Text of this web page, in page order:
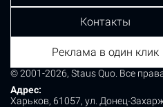
© 2001-2026, Staus Quo. Все
Адрес:
Харьков, 61057, ул. Донец-
Контакты
Реклама в один клик